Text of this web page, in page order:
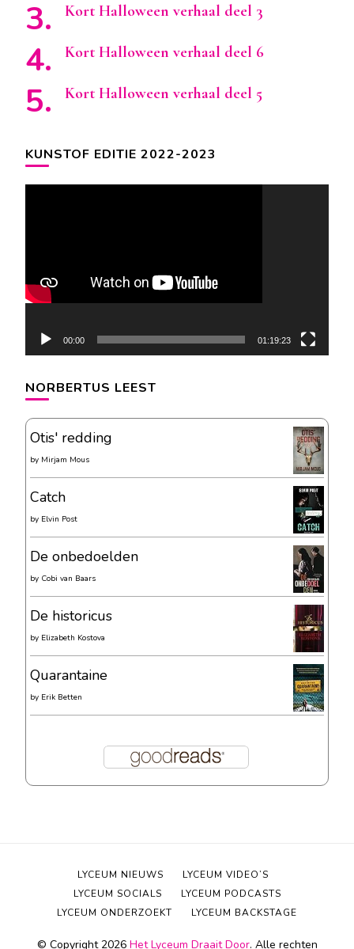
Kort Halloween verhaal deel 3
Kort Halloween verhaal deel 6
Kort Halloween verhaal deel 5
KUNSTOF EDITIE 2022-2023
00:00 01:19:23
NORBERTUS LEEST
Otis' redding
by Mirjam Mous
Catch
by Elvin Post
De onbedoelden
by Cobi van Baars
De historicus
by Elizabeth Kostova
Quarantaine
by Erik Betten
© Copyright 2026 Het Lyceum Draait Door. Alle rechten
LYCEUM NIEUWS
LYCEUM VIDEO’S
LYCEUM SOCIALS
LYCEUM PODCASTS
LYCEUM ONDERZOEKT
LYCEUM BACKSTAGE